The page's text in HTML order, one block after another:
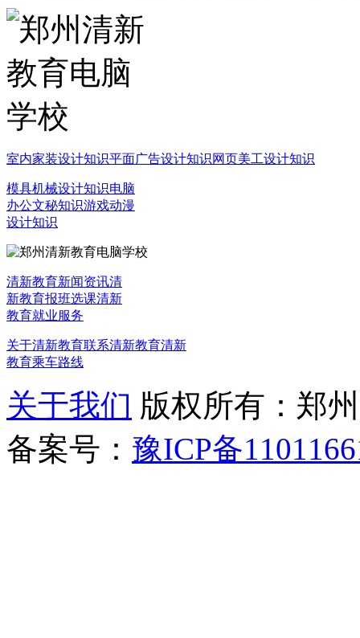
室内家装设计知识平面广告设计知识网页美工设计知识
模具机械设计知识电脑
办公文秘知识游戏动漫
设计知识
清新教育新闻资讯清
新教育报班选课清新
教育就业服务
关于清新教育联系清新教育清新
教育乘车路线
关于我们 版权所有：郑
备案号： 豫ICP备